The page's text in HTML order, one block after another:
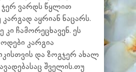
ჯერ ვარდს წყლით
კარგად აყრიან ნაცარს.
კი ჩამორეცხავენ. ეს
კარგია
და ზოგჯერ ახალ
შველის.თუ